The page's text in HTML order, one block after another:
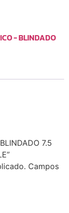
- BLINDADO
7.5
Campos